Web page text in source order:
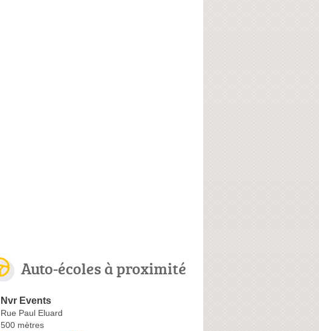
Auto-écoles à proximité
Nvr Events
Rue Paul Eluard
500 mètres